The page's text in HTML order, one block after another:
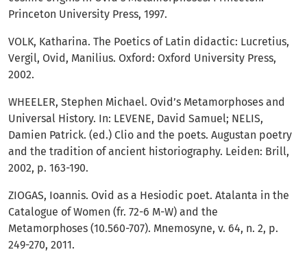
Princeton University Press, 1997.
VOLK, Katharina. The Poetics of Latin didactic: Lucretius,
Vergil, Ovid, Manilius. Oxford: Oxford University Press,
2002.
WHEELER, Stephen Michael. Ovid’s Metamorphoses and
Universal History. In: LEVENE, David Samuel; NELIS,
Damien Patrick. (ed.) Clio and the poets. Augustan poetry
and the tradition of ancient historiography. Leiden: Brill,
2002, p. 163-190.
ZIOGAS, Ioannis. Ovid as a Hesiodic poet. Atalanta in the
Catalogue of Women (fr. 72-6 M-W) and the
Metamorphoses (10.560-707). Mnemosyne, v. 64, n. 2, p.
249-270, 2011.